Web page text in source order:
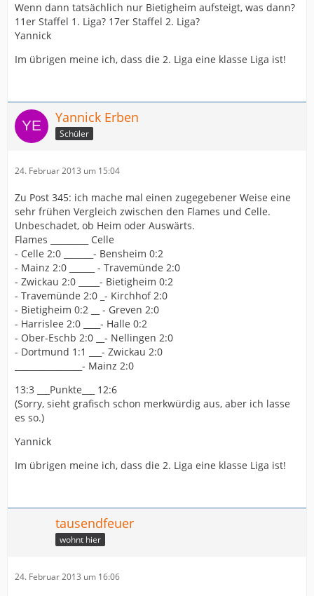
Wenn dann tatsächlich nur Bietigheim aufsteigt, was dann?
11er Staffel 1. Liga? 17er Staffel 2. Liga?
Yannick
Im übrigen meine ich, dass die 2. Liga eine klasse Liga ist!
Yannick Erben
Schüler
24. Februar 2013 um 15:04
Zu Post 345: ich mache mal einen zugegebener Weise eine
sehr frühen Vergleich zwischen den Flames und Celle.
Unbeschadet, ob Heim oder Auswärts.
Flames _________ Celle
- Celle 2:0 _______- Bensheim 0:2
- Mainz 2:0 ______ - Travemünde 2:0
- Zwickau 2:0 _____- Bietigheim 0:2
- Travemünde 2:0 _- Kirchhof 2:0
- Bietigheim 0:2 __ - Greven 2:0
- Harrislee 2:0 ____- Halle 0:2
- Ober-Eschb 2:0 __- Nellingen 2:0
- Dortmund 1:1 ___- Zwickau 2:0
________________- Mainz 2:0
13:3 ___Punkte___ 12:6
(Sorry, sieht grafisch schon merkwürdig aus, aber ich lasse
es so.)
Yannick
Im übrigen meine ich, dass die 2. Liga eine klasse Liga ist!
tausendfeuer
wohnt hier
24. Februar 2013 um 16:06